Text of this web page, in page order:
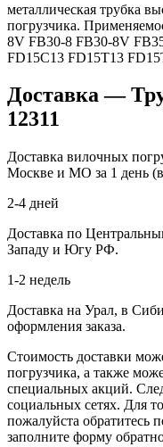
металлическая трубка
погрузчика.
8V FB30-8 FB30-8V
FD15C13 FD15T13
Доставка —
12311
Доставка вилочных
Москве и МО за 1 день (в
2-4 дней
Доставка по
Западу и Югу РФ.
1-2 недель
Доставка на Урал, в
оформления заказа.
Стоимость доставки
погрузчика, а также
специальных акций.
социальных сетях. Для
пожалуйста обратитесь
заполните форму